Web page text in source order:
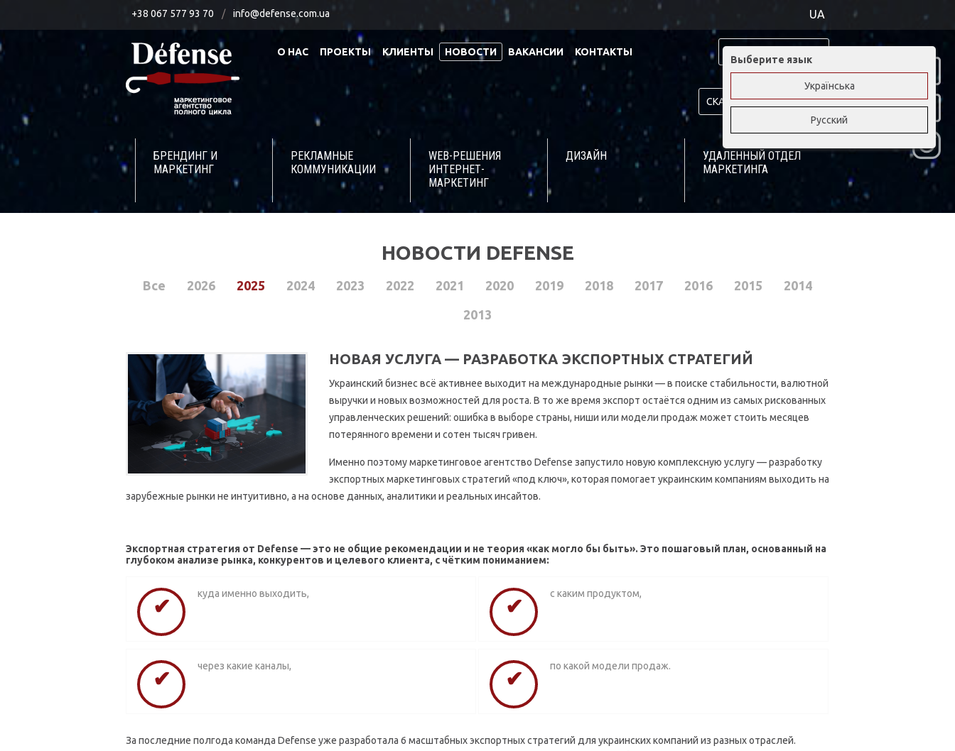
+38 067 577 93 70 / info@defense.com.ua UA
О НАС ПРОЕКТЫ КЛИЕНТЫ НОВОСТИ ВАКАНСИИ КОНТАКТЫ
СКАЧАТЬ ПРЕЗЕНТАЦИЮ
БРЕНДИНГ И
МАРКЕТИНГ
РЕКЛАМНЫЕ
КОММУНИКАЦИИ
WEB-РЕШЕНИЯ
ИНТЕРНЕТ-
МАРКЕТИНГ
ДИЗАЙН
УДАЛЕННЫЙ ОТДЕЛ
МАРКЕТИНГА
НОВОСТИ DEFENSE
Все 2026 2025 2024 2023 2022 2021 2020 2019 2018 2017 2016 2015 2014
2013
НОВАЯ УСЛУГА — РАЗРАБОТКА ЭКСПОРТНЫХ СТРАТЕГИЙ
Украинский бизнес всё активнее выходит на международные рынки — в поиске стабильности, валютной
выручки и новых возможностей для роста. В то же время экспорт остаётся одним из самых рискованных
управленческих решений: ошибка в выборе страны, ниши или модели продаж может стоить месяцев
потерянного времени и сотен тысяч гривен.
Именно поэтому маркетинговое агентство Defense запустило новую комплексную услугу — разработку
экспортных маркетинговых стратегий «под ключ», которая помогает украинским компаниям выходить на
зарубежные рынки не интуитивно, а на основе данных, аналитики и реальных инсайтов.
Экспортная стратегия от Defense — это не общие рекомендации и не теория «как могло бы быть». Это пошаговый план, основанный на
глубоком анализе рынка, конкурентов и целевого клиента, с чётким пониманием:
куда именно выходить, с каким продуктом,
через какие каналы, по какой модели продаж.
За последние полгода команда Defense уже разработала 6 масштабных экспортных стратегий для украинских компаний из разных отраслей.
Выберите язык
Українська
Русский